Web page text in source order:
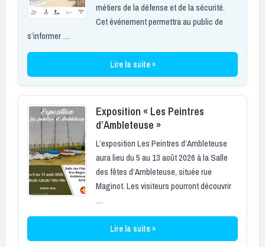
métiers de la défense et de la sécurité.
Cet événement permettra au public de
s’informer …
Lire la suite »
Exposition « Les Peintres
d’Ambleteuse »
L’exposition Les Peintres d’Ambleteuse
aura lieu du 5 au 13 août 2026 à la Salle
des fêtes d’Ambleteuse, située rue
Maginot. Les visiteurs pourront découvrir
…
Lire la suite »